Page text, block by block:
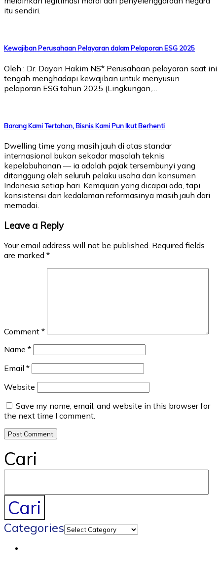
itu sendiri.
Kewajiban Perusahaan Pelayaran dalam Pelaporan ESG 2025
Oleh : Dr. Dayan Hakim NS* Perusahaan pelayaran saat ini
tengah menghadapi kewajiban untuk menyusun
pelaporan ESG tahun 2025 (Lingkungan,…
Barang Kami Tertahan, Bisnis Kami Pun Ikut Berhenti
Dwelling time yang masih jauh di atas standar
internasional bukan sekadar masalah teknis
kepelabuhanan — ia adalah pajak tersembunyi yang
ditanggung oleh seluruh pelaku usaha dan konsumen
Indonesia setiap hari. Kemajuan yang dicapai ada, tapi
konsistensi dan kedalaman reformasinya masih jauh dari
memadai.
Leave a Reply
Your email address will not be published. Required fields
are marked *
Comment *
Name *
Email *
Website
Save my name, email, and website in this browser for
the next time I comment.
Cari
Cari
Categories